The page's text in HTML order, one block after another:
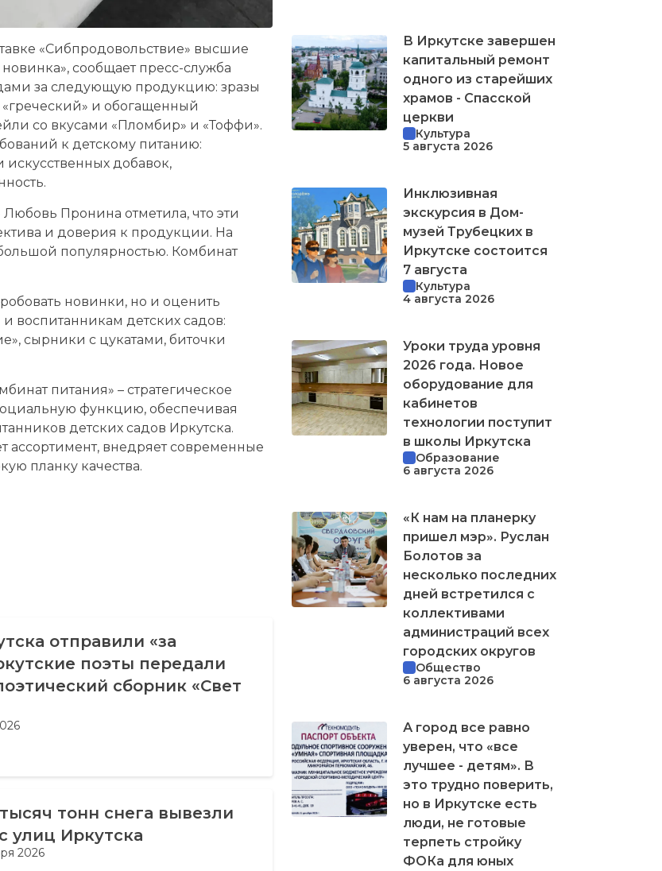
«Сибпродовольствие» высшие
сообщает пресс-служба
за следующую продукцию: зразы
и обогащенный
со вкусами «Пломбир» и «Тоффи».
к детскому питанию:
искусственных добавок,
Пронина отметила, что эти
и доверия к продукции. На
популярностью. Комбинат
новинки, но и оценить
воспитанникам детских садов:
сырники с цукатами, биточки
питания» – стратегическое
функцию, обеспечивая
детских садов Иркутска.
ассортимент, внедряет современные
планку качества.
отправили «за
поэты передали
сборник «Свет
тонн снега вывезли
улиц Иркутска
2026
В Иркутске завершен
капитальный ремонт
одного из старейших
храмов - Спасской
церкви
Культура
5 августа 2026
Инклюзивная
экскурсия в Дом-
музей Трубецких в
Иркутске состоится
7 августа
Культура
4 августа 2026
Уроки труда уровня
2026 года. Новое
оборудование для
кабинетов
технологии поступит
в школы Иркутска
Образование
6 августа 2026
«К нам на планерку
пришел мэр». Руслан
Болотов за
несколько последних
дней встретился с
коллективами
администраций всех
городских округов
Общество
6 августа 2026
А город все равно
уверен, что «все
лучшее - детям». В
это трудно поверить,
но в Иркутске есть
люди, не готовые
терпеть стройку
ФОКа для юных